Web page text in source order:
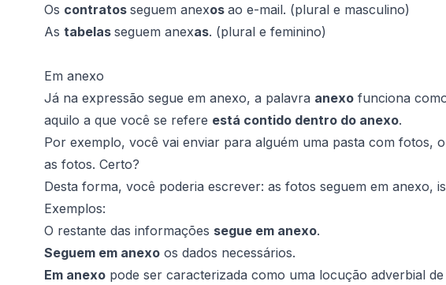
Os contratos seguem anexos ao e-mail. (plural e masculino)
As tabelas seguem anexas. (plural e feminino)
Em anexo
Já na expressão segue em anexo, a palavra anexo funciona
aquilo a que você se refere está contido dentro do anexo.
Por exemplo, você vai enviar para alguém uma pasta com fotos,
as fotos. Certo?
Desta forma, você poderia escrever: as fotos seguem em anexo,
Exemplos:
O restante das informações segue em anexo.
Seguem em anexo os dados necessários.
Em anexo pode ser caracterizada como uma locução adverbial